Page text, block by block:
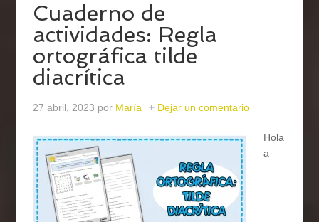
Cuaderno de
actividades: Regla
ortográfica tilde
diacrítica
27 abril, 2023 por María Dejar un comentario
Hola
a